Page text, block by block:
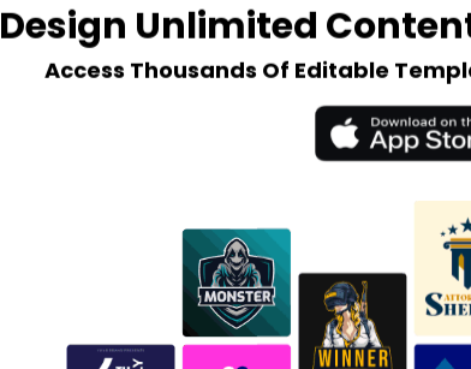
Design Unlimited
Access Thousands Of Editable